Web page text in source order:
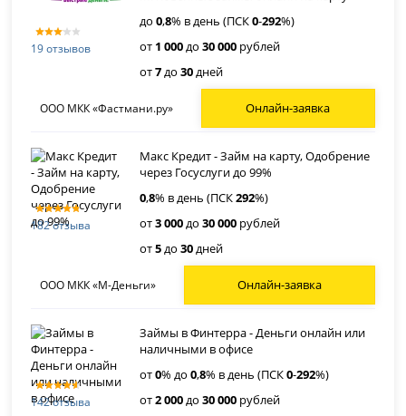
19 отзывов
до0,8% в день (ПСК0-292%)
от 1 000до30 000 рублей
от7до30дней
ООО МКК «Фастмани.ру» Онлайн-заявка
182 отзыва
Макс Кредит - Займ на карту, Одобрение
через Госуслуги до 99%
0,8% в день (ПСК292%)
от3 000до30 000 рублей
от5до30дней
ООО МКК «М-Деньги» Онлайн-заявка
142 отзыва
Займы в Финтерра - Деньги онлайн или
наличными в офисе
от0% до0,8% в день (ПСК0-292%)
от2 000до30 000 рублей